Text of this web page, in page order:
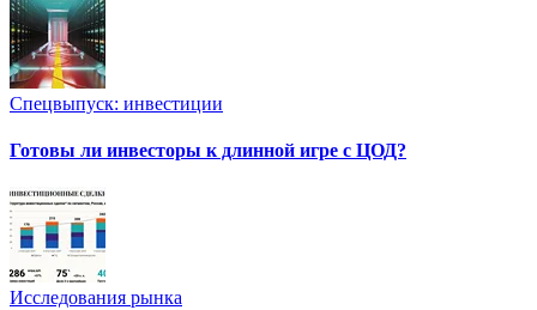
Спецвыпуск: инвестиции
Готовы ли инвесторы к длинной игре с ЦОД?
Исследования рынка